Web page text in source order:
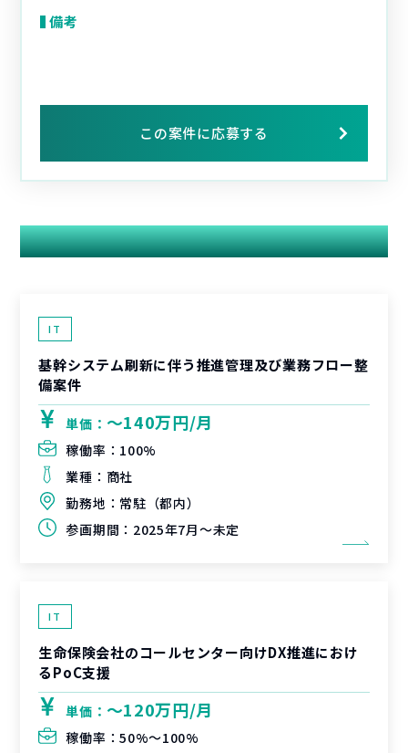
備考
この案件に応募する
関連する案件
IT
基幹システム刷新に伴う推進管理及び業務フロー整
備案件
単価： 〜140万円/月
稼働率： 100%
業種： 商社
勤務地： 常駐（都内）
参画期間： 2025年7月～未定
IT
生命保険会社のコールセンター向けDX推進におけ
るPoC支援
単価： 〜120万円/月
稼働率：50%〜100%